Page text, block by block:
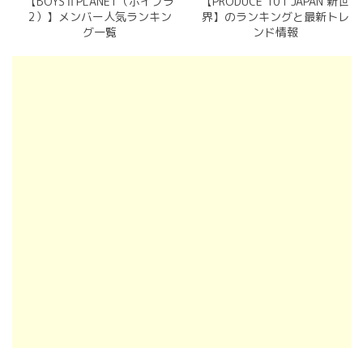
2）】メンバー人気ランキン
グ一覧
界】のランキングと最新トレ
ンド情報